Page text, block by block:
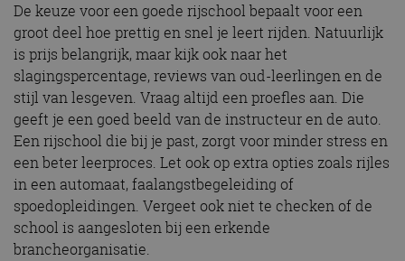
De keuze voor een goede rijschool bepaalt voor een
groot deel hoe prettig en snel je leert rijden. Natuurlijk
is prijs belangrijk, maar kijk ook naar het
slagingspercentage, reviews van oud-leerlingen en de
stijl van lesgeven. Vraag altijd een proefles aan. Die
geeft je een goed beeld van de instructeur en de auto.
Een rijschool die bij je past, zorgt voor minder stress en
een beter leerproces. Let ook op extra opties zoals rijles
in een automaat, faalangstbegeleiding of
spoedopleidingen. Vergeet ook niet te checken of de
school is aangesloten bij een erkende
brancheorganisatie.